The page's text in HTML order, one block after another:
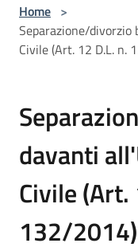
Home >
Separazione/
Civile (Art. 12 D.L. n.
davanti
Civile (Art.
132/2014)